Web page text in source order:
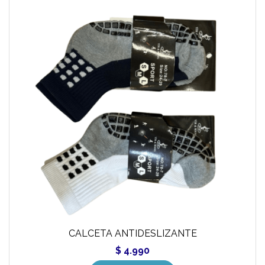
CALCETA ANTIDESLIZANTE
$ 4.990